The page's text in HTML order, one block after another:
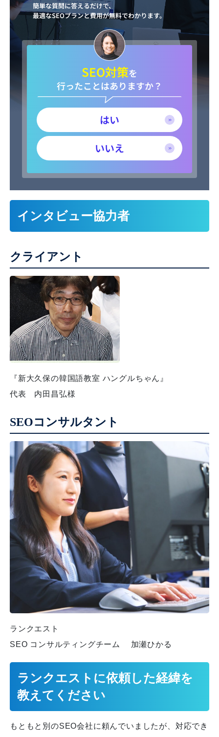
簡単な質問に答えるだけで、
最適なSEOプランと費用が無料でわかります。
SEO対策を
行ったことはありますか？
はい
いいえ
インタビュー協力者
クライアント
『新大久保の韓国語教室 ハングルちゃん』
代表 内田昌弘様
SEOコンサルタント
ランクエスト
SEO コンサルティングチーム 加瀬ひかる
ランクエストに依頼した経緯を
教えてください
もともと別のSEO会社に頼んでいましたが、対応でき